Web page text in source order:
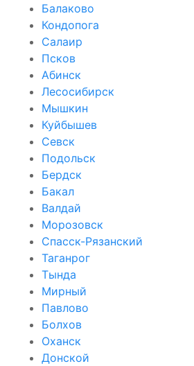
Балаково
Кондопога
Салаир
Псков
Абинск
Лесосибирск
Мышкин
Куйбышев
Севск
Подольск
Бердск
Бакал
Валдай
Морозовск
Спасск-Рязанский
Таганрог
Тында
Мирный
Павлово
Болхов
Оханск
Донской